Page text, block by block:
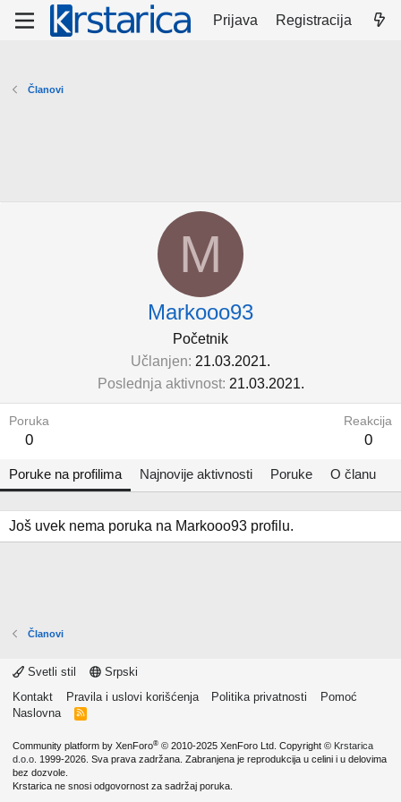
Prijava Registracija
Članovi
M
Markooo93
Početnik
Učlanjen 21.03.2021.
Poslednja aktivnost 21.03.2021.
Poruka
0
Reakcija
0
Poruke na profilima Najnovije aktivnosti Poruke O članu
Još uvek nema poruka na Markooo93 profilu.
Članovi
Svetli stil
Srpski
Kontakt
Pravila i uslovi korišćenja Politika privatnosti
Pomoć
Naslovna
R
Community platform by XenForo® © 2010-2025 XenForo Ltd. Copyright © Krstarica
d.o.o. 1999-2026. Sva prava zadržana. Zabranjena je reprodukcija u celini i u delovima
bez dozvole.
Krstarica ne snosi odgovornost za sadržaj poruka.